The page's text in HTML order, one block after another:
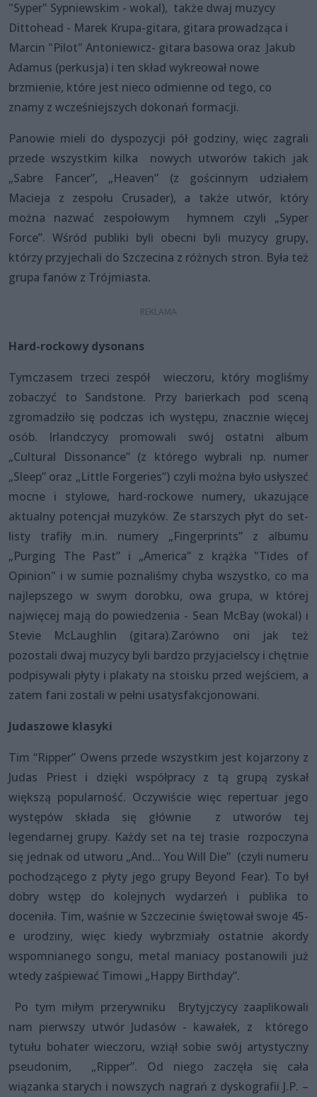
"Syper" Sypniewskim - wokal), także dwaj muzycy
Dittohead - Marek Krupa-gitara, gitara prowadząca i
Marcin "Pilot" Antoniewicz- gitara basowa oraz Jakub
Adamus (perkusja) i ten skład wykreował nowe
brzmienie, które jest nieco odmienne od tego, co
znamy z wcześniejszych dokonań formacji.
Panowie mieli do dyspozycji pół godziny, więc zagrali
przede wszystkim kilka nowych utworów takich jak
„Sabre Fancer”, „Heaven” (z gościnnym udziałem
Macieja z zespołu Crusader), a także utwór, który
można nazwać zespołowym hymnem czyli „Syper
Force”. Wśród publiki byli obecni byli muzycy grupy,
którzy przyjechali do Szczecina z różnych stron. Była też
grupa fanów z Trójmiasta.
Hard-rockowy dysonans
Tymczasem trzeci zespół wieczoru, który mogliśmy
zobaczyć to Sandstone. Przy barierkach pod sceną
zgromadziło się podczas ich występu, znacznie więcej
osób. Irlandczycy promowali swój ostatni album
„Cultural Dissonance” (z którego wybrali np. numer
„Sleep” oraz „Little Forgeries”) czyli można było usłyszeć
mocne i stylowe, hard-rockowe numery, ukazujące
aktualny potencjał muzyków. Ze starszych płyt do set-
listy trafiły m.in. numery „Fingerprints” z albumu
„Purging The Past” i „America” z krążka "Tides of
Opinion" i w sumie poznaliśmy chyba wszystko, co ma
najlepszego w swym dorobku, owa grupa, w której
najwięcej mają do powiedzenia - Sean McBay (wokal) i
Stevie McLaughlin (gitara).Zarówno oni jak też
pozostali dwaj muzycy byli bardzo przyjacielscy i chętnie
podpisywali płyty i plakaty na stoisku przed wejściem, a
zatem fani zostali w pełni usatysfakcjonowani.
Judaszowe klasyki
Tim “Ripper” Owens przede wszystkim jest kojarzony z
Judas Priest i dzięki współpracy z tą grupą zyskał
większą popularność. Oczywiście więc repertuar jego
występów składa się głównie z utworów tej
legendarnej grupy. Każdy set na tej trasie rozpoczyna
się jednak od utworu „And... You Will Die” (czyli numeru
pochodzącego z płyty jego grupy Beyond Fear). To był
dobry wstęp do kolejnych wydarzeń i publika to
doceniła. Tim, waśnie w Szczecinie świętował swoje 45-
e urodziny, więc kiedy wybrzmiały ostatnie akordy
wspomnianego songu, metal maniacy postanowili już
wtedy zaśpiewać Timowi „Happy Birthday”.
Po tym miłym przerywniku Brytyjczycy zaaplikowali
nam pierwszy utwór Judasów - kawałek, z którego
tytułu bohater wieczoru, wziął sobie swój artystyczny
pseudonim, „Ripper”. Od niego zaczęła się cała
wiązanka starych i nowszych nagrań z dyskografii J.P. –